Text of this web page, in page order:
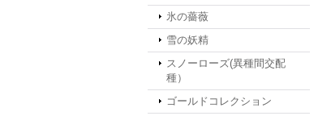
氷の薔薇
雪の妖精
スノーローズ(異種間交配
種）
ゴールドコレクション